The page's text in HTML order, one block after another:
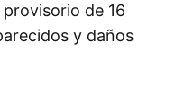
de 16
y daños